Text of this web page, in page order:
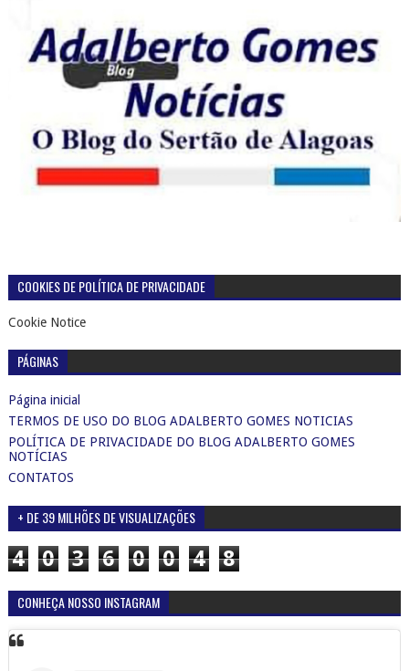
COOKIES DE POLÍTICA DE PRIVACIDADE
Cookie Notice
PÁGINAS
Página inicial
TERMOS DE USO DO BLOG ADALBERTO GOMES NOTICIAS
POLÍTICA DE PRIVACIDADE DO BLOG ADALBERTO GOMES
NOTÍCIAS
CONTATOS
+ DE 39 MILHÕES DE VISUALIZAÇÕES
4 0 3 6 0 0 4 8
CONHEÇA NOSSO INSTAGRAM